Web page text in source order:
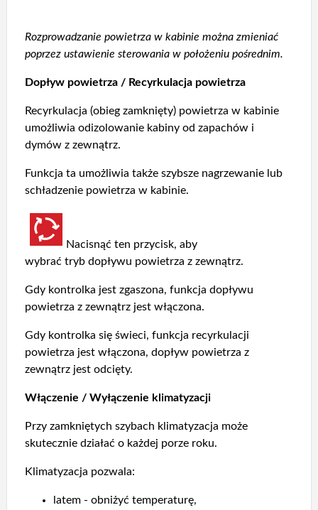
Rozprowadzanie powietrza w kabinie można zmieniać
poprzez ustawienie sterowania w położeniu pośrednim.
Dopływ powietrza / Recyrkulacja powietrza
Recyrkulacja (obieg zamknięty) powietrza w kabinie
umożliwia odizolowanie kabiny od zapachów i
dymów z zewnątrz.
Funkcja ta umożliwia także szybsze nagrzewanie lub
schładzenie powietrza w kabinie.
Nacisnąć ten przycisk, aby
wybrać tryb dopływu powietrza z zewnątrz.
Gdy kontrolka jest zgaszona, funkcja dopływu
powietrza z zewnątrz jest włączona.
Gdy kontrolka się świeci, funkcja recyrkulacji
powietrza jest włączona, dopływ powietrza z
zewnątrz jest odcięty.
Włączenie / Wyłączenie klimatyzacji
Przy zamkniętych szybach klimatyzacja może
skutecznie działać o każdej porze roku.
Klimatyzacja pozwala:
latem - obniżyć temperaturę,